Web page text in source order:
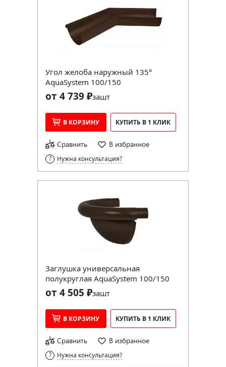
Угол желоба наружный 135°
AquaSystem 100/150
от 4 739 ₽зашт
В КОРЗИНУ КУПИТЬ В 1 КЛИК
Сравнить В избранное
Нужна консультация?
Заглушка универсальная
полукруглая AquaSystem 100/150
от 4 505 ₽зашт
В КОРЗИНУ КУПИТЬ В 1 КЛИК
Сравнить В избранное
Нужна консультация?